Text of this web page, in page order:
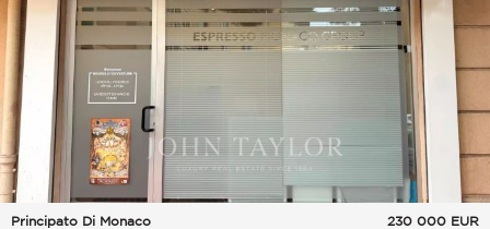
Principato Di Monaco
230 000 EUR